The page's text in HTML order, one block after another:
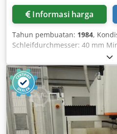
Informasi harga
Tahun pembuatan: 1984,
Schleifdurchmesser: 40 mm
mm Gewicht: 0,9 t
Flansch - 8 Spannzangen - 1
Mechanischer Vorschub mit
Gelenkwelle für den
Dodpfx Ascq Rv Uelmokr